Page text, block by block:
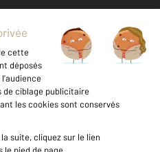
et Barèmes d'honoraires
des cookies